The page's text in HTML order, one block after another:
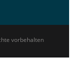
vorbehalten